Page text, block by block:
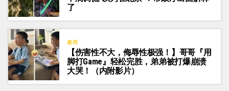
了
趣闻
【伤害性不大，侮辱性极强！】哥哥『用
脚打Game』轻松完胜，弟弟被打爆崩溃
大哭！（内附影片）